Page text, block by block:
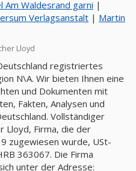
Am Waldesrand garni |
Verlagsanstalt | Martin
Lloyd
registriertes
N\A. Wir bieten Ihnen eine
und Dokumenten mit
Fakten, Analysen und
Vollständiger
Lloyd, Firma, die der
zugewiesen wurde, USt-
363067. Die Firma
unter der Adresse: